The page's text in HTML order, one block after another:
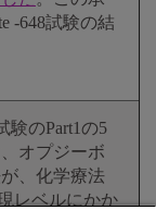
-648試験の結
験のPart1の5
オプジーボ
、化学療法
レベルにかか